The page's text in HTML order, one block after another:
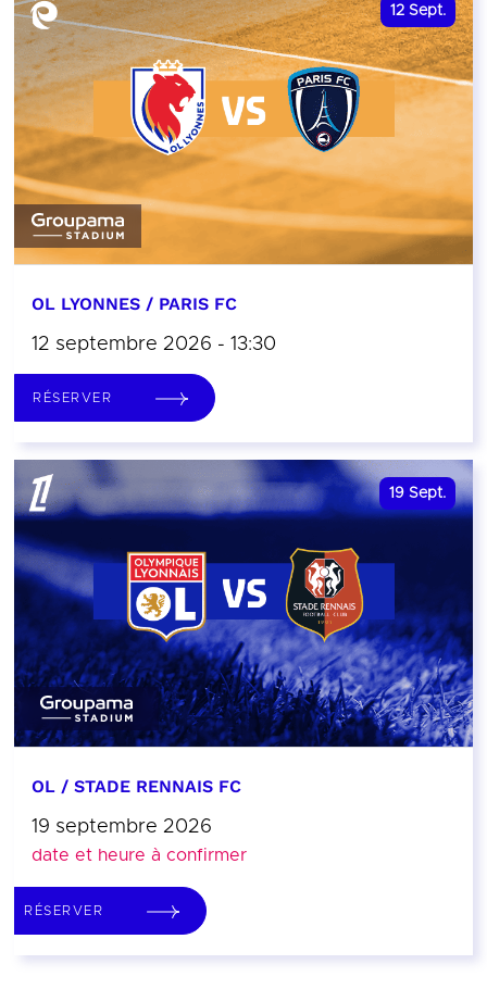
12 Sept.
OL LYONNES / PARIS FC
12 septembre 2026 - 13:30
RÉSERVER
19 Sept.
OL / STADE RENNAIS FC
19 septembre 2026
date et heure à confirmer
RÉSERVER